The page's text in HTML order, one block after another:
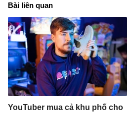
Bài liên quan
YouTuber mua cả khu phố cho